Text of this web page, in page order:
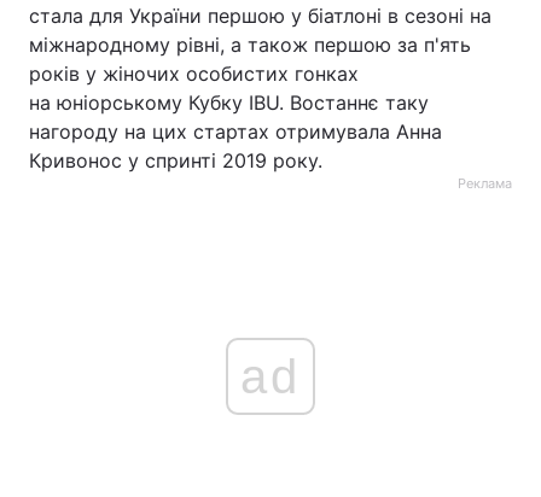
стала для України першою у біатлоні в сезоні на
міжнародному рівні, а також першою за п'ять
років у жіночих особистих гонках
на юніорському Кубку IBU. Востаннє таку
нагороду на цих стартах отримувала Анна
Кривонос у спринті 2019 року.
Реклама
ad